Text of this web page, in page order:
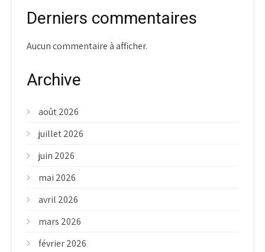
Derniers commentaires
Aucun commentaire à afficher.
Archive
août 2026
juillet 2026
juin 2026
mai 2026
avril 2026
mars 2026
février 2026